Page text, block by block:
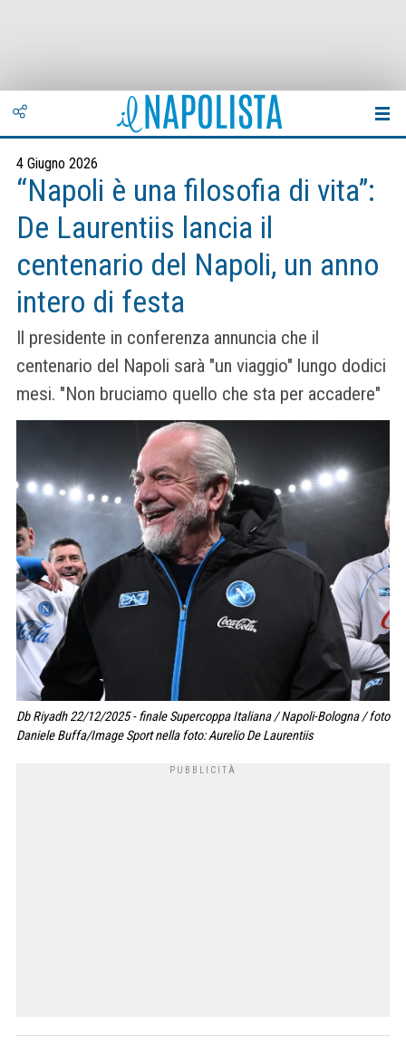
4 Giugno 2026
“Napoli è una filosofia di vita”:
De Laurentiis lancia il
centenario del Napoli, un anno
intero di festa
Il presidente in conferenza annuncia che il
centenario del Napoli sarà "un viaggio" lungo dodici
mesi. "Non bruciamo quello che sta per accadere"
Db Riyadh 22/12/2025 - finale Supercoppa Italiana / Napoli-Bologna / foto
Daniele Buffa/Image Sport nella foto: Aurelio De Laurentiis